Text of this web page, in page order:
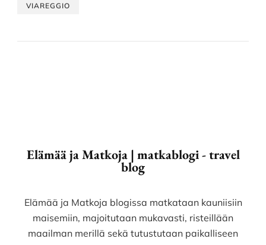
VIAREGGIO
Elämää ja Matkoja | matkablogi - travel
blog
Elämää ja Matkoja blogissa matkataan kauniisiin
maisemiin, majoitutaan mukavasti, risteillään
maailman merillä sekä tutustutaan paikalliseen